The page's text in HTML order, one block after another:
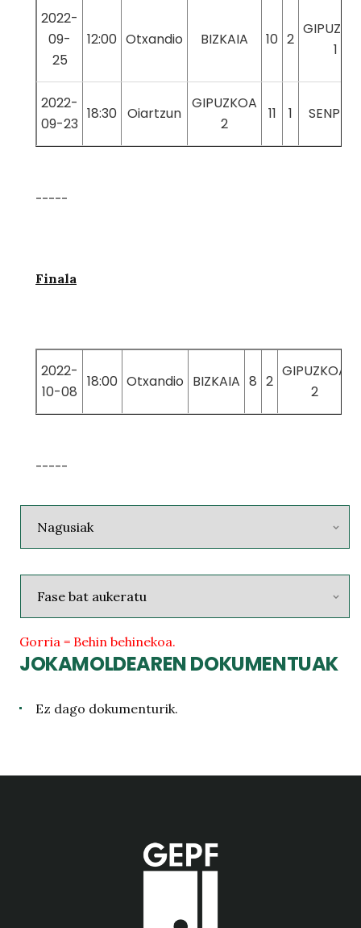
2022-
09-
25
12:00 Otxandio BIZKAIA 10 2
1
2022-
09-23
18:30 Oiartzun
GIPUZKOA
2
11 1
-----
Finala
2022-
10-08
18:00 Otxandio BIZKAIA 8 2
GIPUZKOA
2
-----
Gorria = Behin behinekoa.
JOKAMOLDEAREN DOKUMENTUAK
Ez dago dokumenturik.